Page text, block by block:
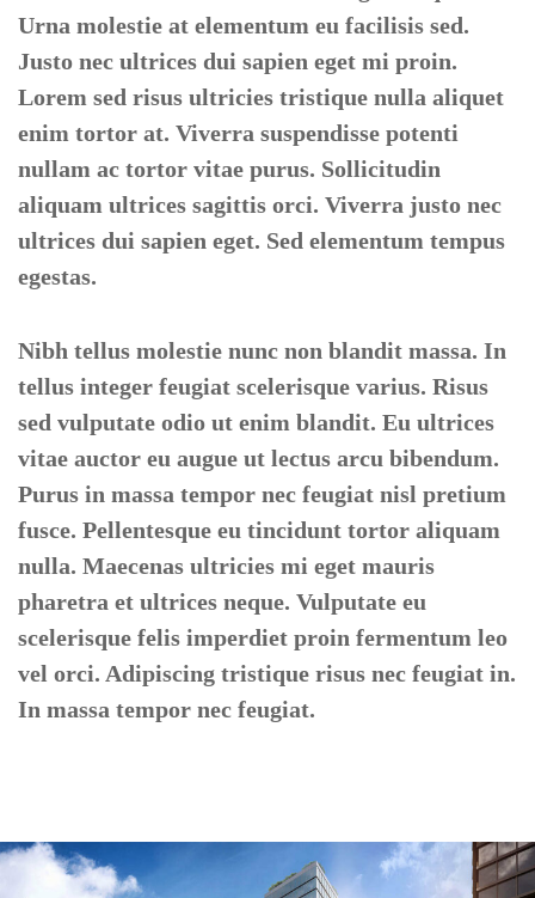
Urna molestie at elementum eu facilisis sed.
Justo nec ultrices dui sapien eget mi proin.
Lorem sed risus ultricies tristique nulla aliquet
enim tortor at. Viverra suspendisse potenti
nullam ac tortor vitae purus. Sollicitudin
aliquam ultrices sagittis orci. Viverra justo nec
ultrices dui sapien eget. Sed elementum tempus
egestas.
Nibh tellus molestie nunc non blandit massa. In
tellus integer feugiat scelerisque varius. Risus
sed vulputate odio ut enim blandit. Eu ultrices
vitae auctor eu augue ut lectus arcu bibendum.
Purus in massa tempor nec feugiat nisl pretium
fusce. Pellentesque eu tincidunt tortor aliquam
nulla. Maecenas ultricies mi eget mauris
pharetra et ultrices neque. Vulputate eu
scelerisque felis imperdiet proin fermentum leo
vel orci. Adipiscing tristique risus nec feugiat in.
In massa tempor nec feugiat.